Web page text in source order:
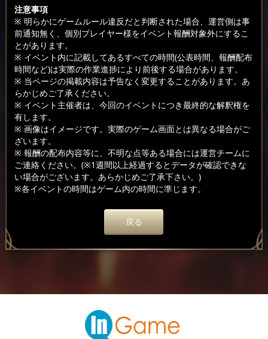
注意事項
※ 明らかにゲームルール違反だと判断された場合、運営側は事
前通知無く、個別プレイヤー様をイベント報酬対象外にするこ
とがあります。
※ イベント内に記載してあるすべての時間(公表時間、報酬配布
時間など)は実際の作業進捗により前後する場合があります。
※ 当ページの掲載内容は予告なく変更することがあります。あ
らかじめご了承ください。
※ イベント主催者は、今回のイベントにつき最終的な解釈権を
有します。
※ 画像はイメージです。実際のゲーム画面とは異なる場合がご
ざいます。
※ 報酬の配布内容等に、不明な点等ある場合には運営チームに
ご連絡ください。(※1週間以上経過するとデータが確認できな
い場合がございます。あらかじめご了承下さい。)
※各イベントの時間はゲーム内の時間に準じます。
戻る